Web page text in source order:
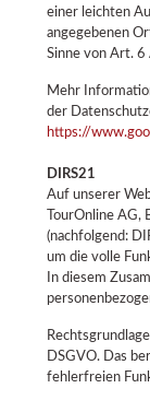
einer leichten
angegebenen
Sinne von Art. 6
Mehr
der
https://
DIRS21
Auf unserer
TourOnline
(nachfolgend:
um die volle
In diesem
DSGVO. Das
fehlerfreien